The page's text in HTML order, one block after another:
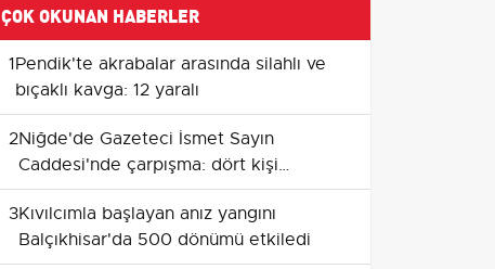
ÇOK OKUNAN HABERLER
1Pendik'te akrabalar arasında silahlı ve
bıçaklı kavga: 12 yaralı
2Niğde'de Gazeteci İsmet Sayın
Caddesi'nde çarpışma: dört kişi
yaralandı
3Kıvılcımla başlayan anız yangını
Balçıkhisar'da 500 dönümü etkiledi